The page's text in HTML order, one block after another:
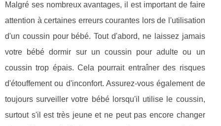
Malgré ses nombreux avantages, il est important de faire
attention à certaines erreurs courantes lors de l'utilisation
d'un coussin pour bébé. Tout d'abord, ne laissez jamais
votre bébé dormir sur un coussin pour adulte ou un
coussin trop épais. Cela pourrait entraîner des risques
d'étouffement ou d'inconfort. Assurez-vous également de
toujours surveiller votre bébé lorsqu'il utilise le coussin,
surtout s'il est très jeune et ne peut pas encore changer